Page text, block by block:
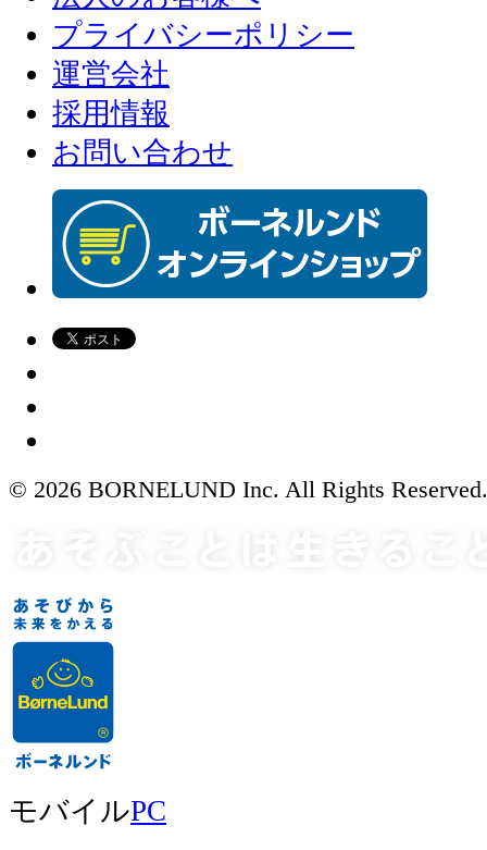
プライバシーポリシー
運営会社
採用情報
お問い合わせ
© 2026 BORNELUND Inc. All Rights Reserved.
モバイルPC